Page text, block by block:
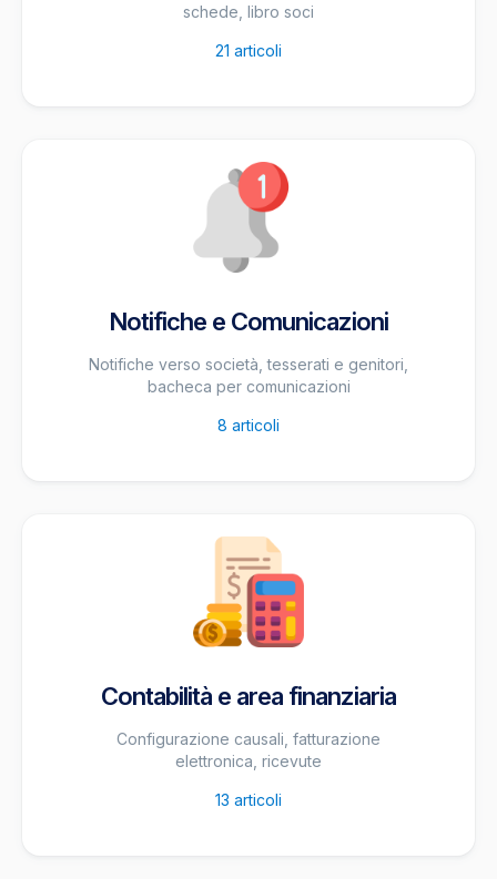
schede, libro soci
21 articoli
Notifiche e Comunicazioni
Notifiche verso società, tesserati e genitori,
bacheca per comunicazioni
8 articoli
Contabilità e area finanziaria
Configurazione causali, fatturazione
elettronica, ricevute
13 articoli